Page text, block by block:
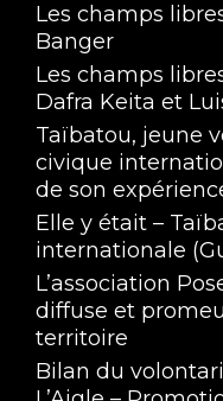
Les champs
Banger
Les champs
Dafra Keita et
Taïbatou, jeune
civique
de son
Elle y était –
internationale
L’association
diffuse et
territoire
Bilan du